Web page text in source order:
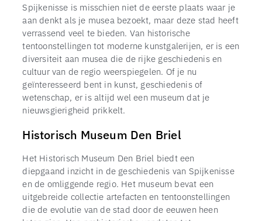
Spijkenisse is misschien niet de eerste plaats waar je
aan denkt als je musea bezoekt, maar deze stad heeft
verrassend veel te bieden. Van historische
tentoonstellingen tot moderne kunstgalerijen, er is een
diversiteit aan musea die de rijke geschiedenis en
cultuur van de regio weerspiegelen. Of je nu
geïnteresseerd bent in kunst, geschiedenis of
wetenschap, er is altijd wel een museum dat je
nieuwsgierigheid prikkelt.
Historisch Museum Den Briel
Het Historisch Museum Den Briel biedt een
diepgaand inzicht in de geschiedenis van Spijkenisse
en de omliggende regio. Het museum bevat een
uitgebreide collectie artefacten en tentoonstellingen
die de evolutie van de stad door de eeuwen heen